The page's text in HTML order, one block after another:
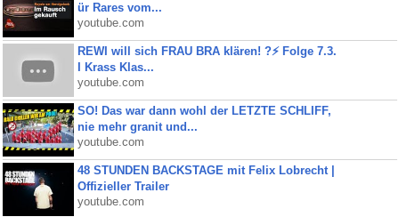
ür Rares vom...
youtube.com
REWI will sich FRAU BRA klären! ?⚡️ Folge 7.3.
I Krass Klas...
youtube.com
SO! Das war dann wohl der LETZTE SCHLIFF,
nie mehr granit und...
youtube.com
48 STUNDEN BACKSTAGE mit Felix Lobrecht |
Offizieller Trailer
youtube.com